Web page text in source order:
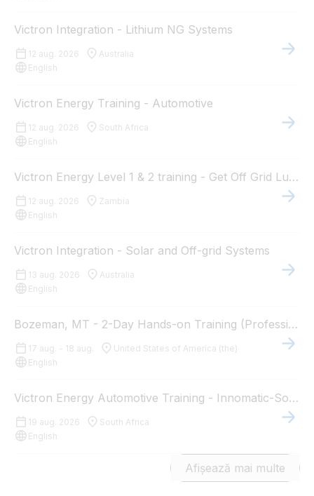
Victron Integration - Lithium NG Systems
12 aug. 2026
Australia
English
Victron Energy Training - Automotive
12 aug. 2026
South Africa
English
Victron Energy Level 1 & 2 training - Get Off Grid Lusaka, Zambia
12 aug. 2026
Zambia
English
Victron Integration - Solar and Off-grid Systems
13 aug. 2026
Australia
English
Bozeman, MT - 2-Day Hands-on Training (Professional Installers)
17 aug. - 18 aug.
United States of America (the)
English
Victron Energy Automotive Training - Innomatic-Solar
19 aug. 2026
South Africa
English
Afișează mai multe